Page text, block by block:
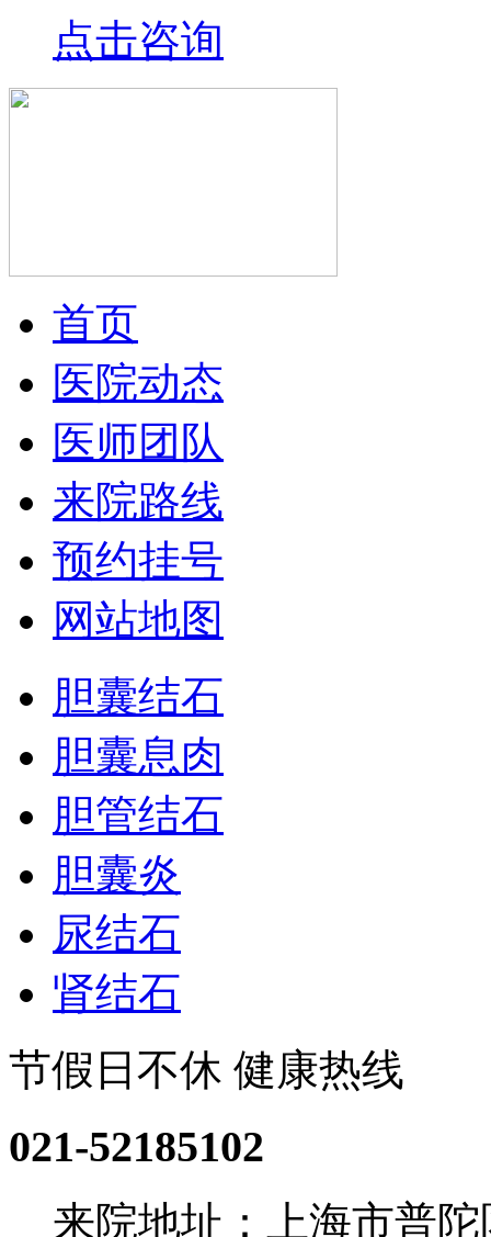
点击咨询
首页
医院动态
医师团队
来院路线
预约挂号
网站地图
胆囊结石
胆囊息肉
胆管结石
胆囊炎
尿结石
肾结石
节假日不休 健康热线
021-52185102
来院地址：上海市普